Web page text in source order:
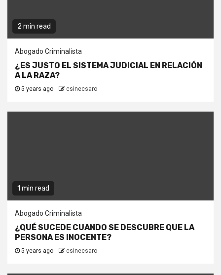
2 min read
Abogado Criminalista
¿ES JUSTO EL SISTEMA JUDICIAL EN RELACIÓN
A LA RAZA?
5 years ago csinecsaro
1 min read
Abogado Criminalista
¿QUÉ SUCEDE CUANDO SE DESCUBRE QUE LA
PERSONA ES INOCENTE?
5 years ago csinecsaro